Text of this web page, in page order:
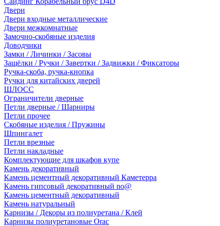
Двери
Двери входные металлические
Двери межкомнатные
Замочно-скобяные изделия
Доводчики
Замки / Личинки / Засовы
Защёлки / Ручки / Завертки / Задвижки / Фиксаторы
Ручка-скоба, ручка-кнопка
Ручки для китайских дверей
ШЛОСС
Ограничители дверные
Петли дверные / Шарниры
Петли прочее
Скобяные изделия / Пружины
Шпингалет
Петли врезные
Петли накладные
Комплектующие для шкафов купе
Камень декоративный
Камень цементный декоративный Каметерра
Камень гипсовый декоративный no@
Камень цементный декоративный
Камень натуральный
Карнизы / Декоры из полиуретана / Клей
Карнизы полиуретановые Orac